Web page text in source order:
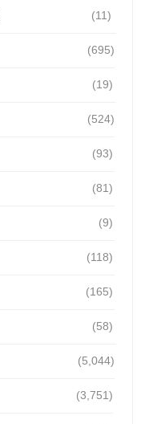
(11)
(695)
(19)
(524)
(93)
(81)
(9)
(118)
(165)
(58)
(5,044)
(3,751)